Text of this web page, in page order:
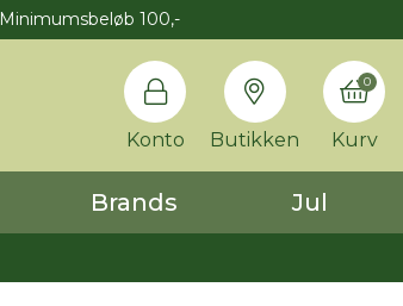
Minimumsbeløb 100,-
Konto Butikken Kurv
0
Brands Jul